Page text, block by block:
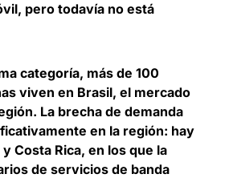
pero todavía no está
categoría, más de 100
viven en Brasil, el mercado
La brecha de demanda
en la región: hay
Costa Rica, en los que la
de servicios de banda